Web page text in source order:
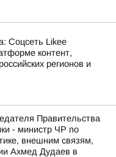
Соцсеть Likee
контент,
регионов и
Правительства
- министр ЧР по
внешним связям,
Ахмед Дудаев в